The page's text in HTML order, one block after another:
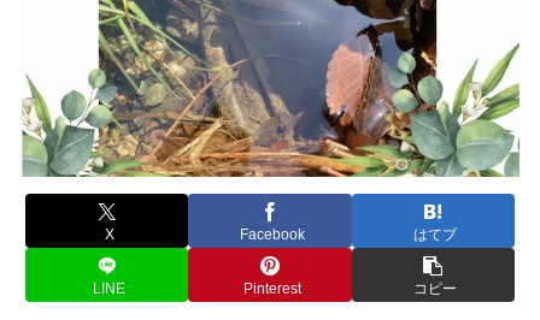
X Facebook はてブ
LINE Pinterest コピー